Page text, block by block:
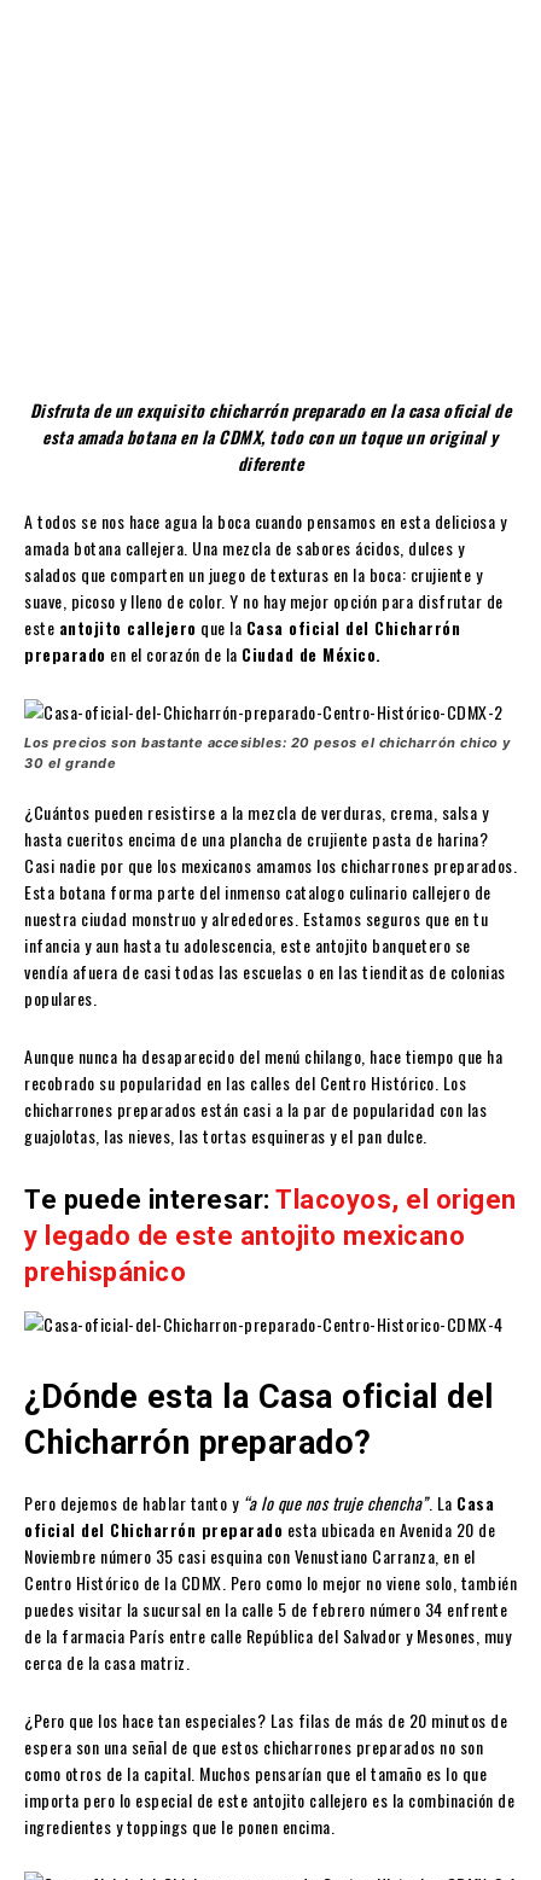
Disfruta de un exquisito chicharrón preparado en la casa oficial de
esta amada botana en la CDMX, todo con un toque un original y
diferente
A todos se nos hace agua la boca cuando pensamos en esta deliciosa y
amada botana callejera. Una mezcla de sabores ácidos, dulces y
salados que comparten un juego de texturas en la boca: crujiente y
suave, picoso y lleno de color. Y no hay mejor opción para disfrutar de
este antojito callejero que la Casa oficial del Chicharrón
preparado en el corazón de la Ciudad de México.
Los precios son bastante accesibles: 20 pesos el chicharrón chico y
30 el grande
¿Cuántos pueden resistirse a la mezcla de verduras, crema, salsa y
hasta cueritos encima de una plancha de crujiente pasta de harina?
Casi nadie por que los mexicanos amamos los chicharrones preparados.
Esta botana forma parte del inmenso catalogo culinario callejero de
nuestra ciudad monstruo y alrededores. Estamos seguros que en tu
infancia y aun hasta tu adolescencia, este antojito banquetero se
vendía afuera de casi todas las escuelas o en las tienditas de colonias
populares.
Aunque nunca ha desaparecido del menú chilango, hace tiempo que ha
recobrado su popularidad en las calles del Centro Histórico. Los
chicharrones preparados están casi a la par de popularidad con las
guajolotas, las nieves, las tortas esquineras y el pan dulce.
Te puede interesar: Tlacoyos, el origen
y legado de este antojito mexicano
prehispánico
¿Dónde esta la Casa oficial del
Chicharrón preparado?
Pero dejemos de hablar tanto y “a lo que nos truje chencha”. La Casa
oficial del Chicharrón preparado esta ubicada en Avenida 20 de
Noviembre número 35 casi esquina con Venustiano Carranza, en el
Centro Histórico de la CDMX. Pero como lo mejor no viene solo, también
puedes visitar la sucursal en la calle 5 de febrero número 34 enfrente
de la farmacia París entre calle República del Salvador y Mesones, muy
cerca de la casa matriz.
¿Pero que los hace tan especiales? Las filas de más de 20 minutos de
espera son una señal de que estos chicharrones preparados no son
como otros de la capital. Muchos pensarían que el tamaño es lo que
importa pero lo especial de este antojito callejero es la combinación de
ingredientes y toppings que le ponen encima.